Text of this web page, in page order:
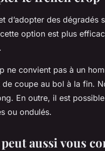
d’adopter des dégradés
option est plus
ne convient pas à un
coupe au bol à la fin.
En outre, il est
ou ondulés.
aussi vous